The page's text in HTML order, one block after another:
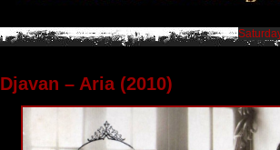
Djavan – Aria (2010)